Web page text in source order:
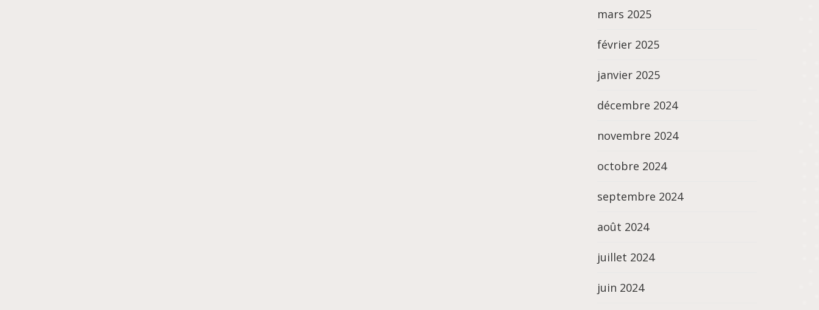
mars 2025
février 2025
janvier 2025
décembre 2024
novembre 2024
octobre 2024
septembre 2024
août 2024
juillet 2024
juin 2024